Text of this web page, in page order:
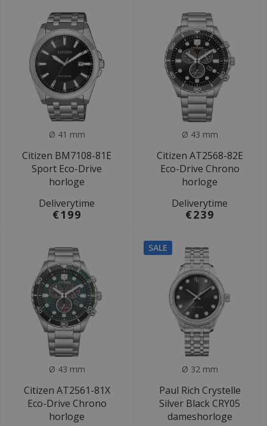
Ø 41 mm
Citizen BM7108-81E
Sport Eco-Drive
horloge
Deliverytime
€199
Ø 43 mm
Citizen AT2568-82E
Eco-Drive Chrono
horloge
Deliverytime
€239
Ø 43 mm
Citizen AT2561-81X
Eco-Drive Chrono
horloge
SALE
Ø 32 mm
Paul Rich Crystelle
Silver Black CRY05
dameshorloge